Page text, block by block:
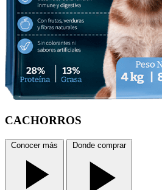
CACHORROS
Conocer más Donde comprar